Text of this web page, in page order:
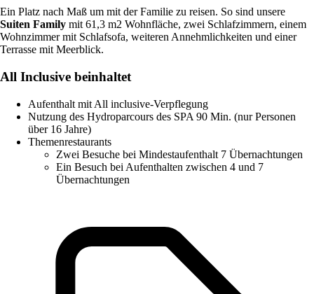
Ein Platz nach Maß um mit der Familie zu reisen. So sind unsere
Suiten Family mit 61,3 m2 Wohnfläche, zwei Schlafzimmern, einem
Wohnzimmer mit Schlafsofa, weiteren Annehmlichkeiten und einer
Terrasse mit Meerblick.
All Inclusive beinhaltet
Aufenthalt mit All inclusive-Verpflegung
Nutzung des Hydroparcours des SPA 90 Min. (nur Personen
über 16 Jahre)
Themenrestaurants
Zwei Besuche bei Mindestaufenthalt 7 Übernachtungen
Ein Besuch bei Aufenthalten zwischen 4 und 7
Übernachtungen